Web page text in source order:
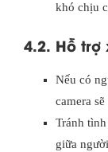
khó chịu
4.2. Hỗ
Nếu có
camera
Tránh
giữa